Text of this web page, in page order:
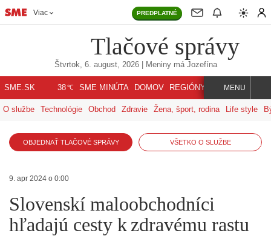
Viac PREDPLATNÉ
Tlačové správy
Štvrtok, 6. august, 2026| Meniny má Jozefína
SME.SK 38℃ SME MINÚTA DOMOV REGIÓNY INDEX SVET
MENU
O službe Technológie Obchod Zdravie Žena, šport, rodina Life style
OBJEDNAŤ TLAČOVÉ SPRÁVY VŠETKO O SLUŽBE
9. apr 2024 o 0:00
Slovenskí maloobchodníci
hľadajú cesty k zdravému rastu